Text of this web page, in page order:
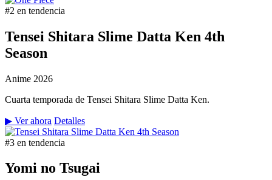
#2 en tendencia
Tensei Shitara Slime Datta Ken 4th
Season
Anime 2026
Cuarta temporada de Tensei Shitara Slime Datta Ken.
▶ Ver ahora Detalles
#3 en tendencia
Yomi no Tsugai